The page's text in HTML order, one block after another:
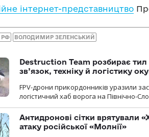
інтернет-представництво
РФ ВОЛОДИМИР ЗЕЛЕНСЬКИЙ
Destruction Team розбирає
зв’язок, техніку й логістику
FPV-дрони прикордонників уразили
логістичний хаб ворога на Північно-
Антидронові сітки врятували
атаку російської «Молнії»